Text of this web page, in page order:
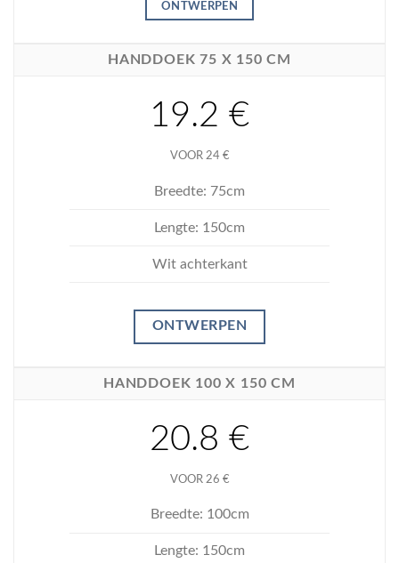
ONTWERPEN
HANDDOEK 75 X 150 CM
19.2 €
VOOR 24 €
Breedte: 75cm
Lengte: 150cm
Wit achterkant
ONTWERPEN
HANDDOEK 100 X 150 CM
20.8 €
VOOR 26 €
Breedte: 100cm
Lengte: 150cm